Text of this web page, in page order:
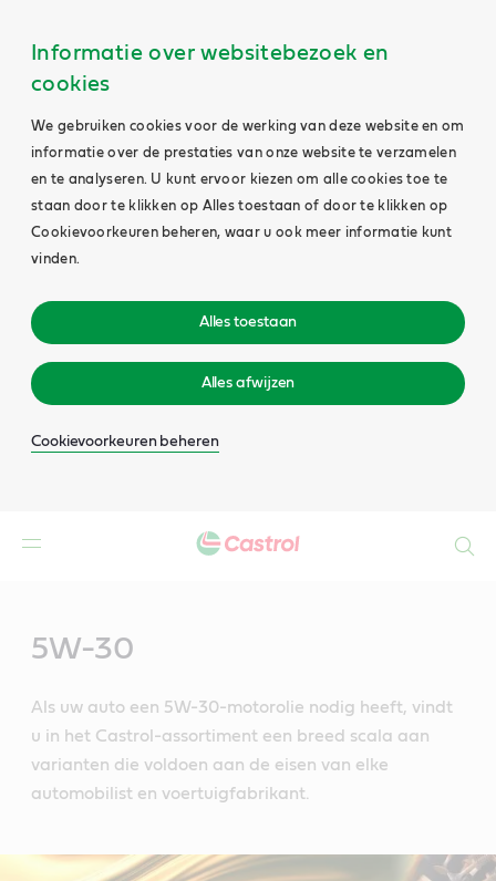
Informatie over websitebezoek en
cookies
We gebruiken cookies voor de werking van deze website en om
informatie over de prestaties van onze website te verzamelen
en te analyseren. U kunt ervoor kiezen om alle cookies toe te
staan door te klikken op Alles toestaan of door te klikken op
Cookievoorkeuren beheren, waar u ook meer informatie kunt
vinden.
Alles toestaan
Alles afwijzen
Cookievoorkeuren beheren
5W-30
Als uw auto een 5W-30-motorolie nodig heeft, vindt
u in het Castrol-assortiment een breed scala aan
varianten die voldoen aan de eisen van elke
automobilist en voertuigfabrikant.